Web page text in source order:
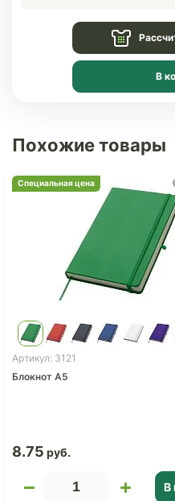
В
Похожие товары
Специальная цена
Артикул: 3121
Блокнот A5
8.75
В